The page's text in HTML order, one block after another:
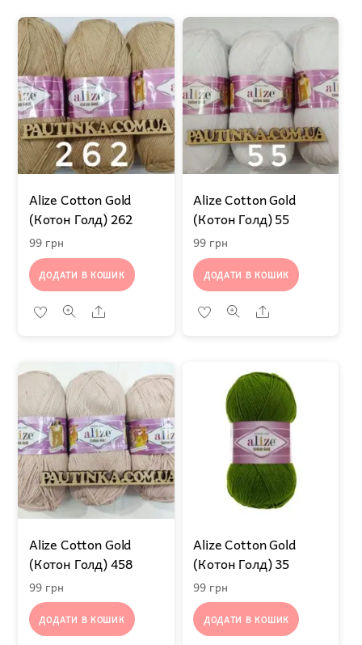
Alize Cotton Gold
(Котон Голд) 262
99 грн
ДОДАТИ В КОШИК
Share
Alize Cotton Gold
(Котон Голд) 55
99 грн
ДОДАТИ В КОШИК
Share
Alize Cotton Gold
(Котон Голд) 458
99 грн
ДОДАТИ В КОШИК
Alize Cotton Gold
(Котон Голд) 35
99 грн
ДОДАТИ В КОШИК